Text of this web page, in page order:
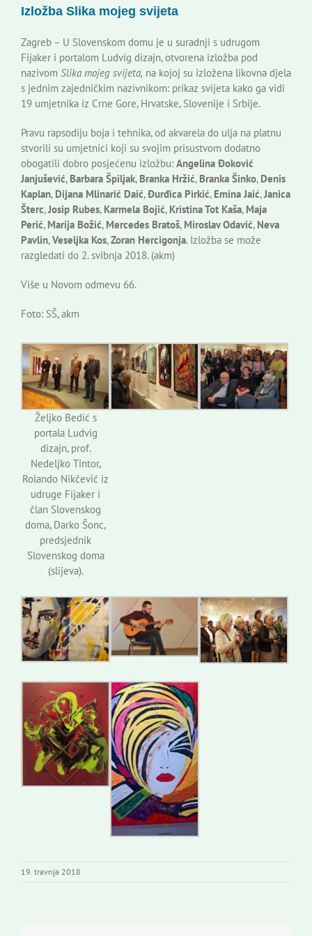
Korisne informacije
Izložba Slika mojeg svijeta
Zagreb – U Slovenskom domu je u suradnji s udrugom
Fijaker i portalom Ludvig dizajn, otvorena izložba pod
nazivom Slika mojeg svijeta, na kojoj su izložena likovna djela
s jednim zajedničkim nazivnikom: prikaz svijeta kako ga vidi
19 umjetnika iz Crne Gore, Hrvatske, Slovenije i Srbije.
Pravu rapsodiju boja i tehnika, od akvarela do ulja na platnu
stvorili su umjetnici koji su svojim prisustvom dodatno
obogatili dobro posjećenu izložbu: Angelina Đoković
Janjušević, Barbara Špiljak, Branka Hržić, Branka Šinko, Denis
Kaplan, Dijana Mlinarić Daić,Đurđica Pirkić, Emina Jaić,Janica
Šterc,Josip Rubes, Karmela Bojić, Kristina Tot Kaša, Maja
Perić, Marija Božić, Mercedes Bratoš, Miroslav Odavić, Neva
Pavlin,Veseljka Kos,Zoran Hercigonja. Izložba se može
razgledati do 2. svibnja 2018. (akm)
Više u Novom odmevu 66.
Foto: SŠ, akm
Željko Bedić s
portala Ludvig
dizajn, prof.
Nedeljko Tintor,
Rolando Nikčević iz
udruge Fijaker i
član Slovenskog
doma, Darko Šonc,
predsjednik
Slovenskog doma
(slijeva).
19. travnja 2018